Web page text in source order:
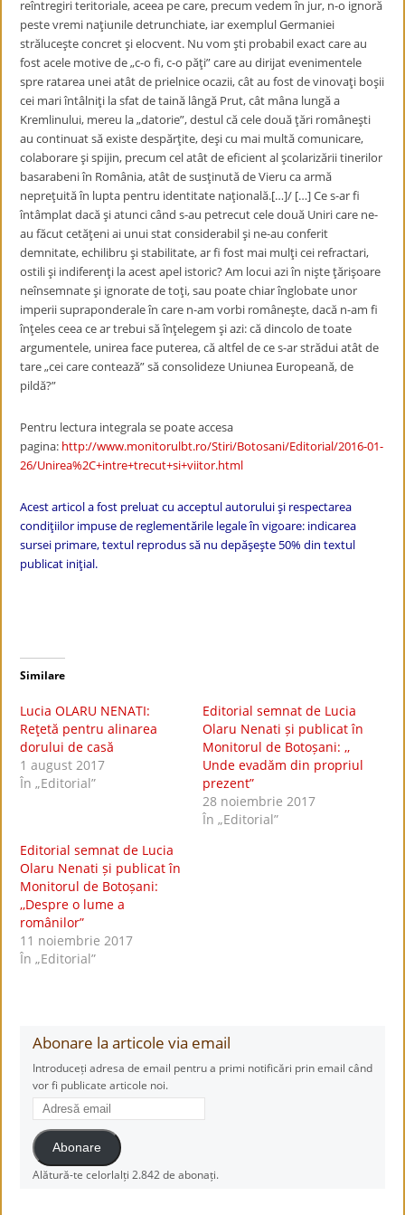
reîntregiri teritoriale, aceea pe care, precum vedem în jur, n-o ignoră
peste vremi naţiunile detrunchiate, iar exemplul Germaniei
străluceşte concret şi elocvent. Nu vom şti probabil exact care au
fost acele motive de „c-o fi, c-o păţi” care au dirijat evenimentele
spre ratarea unei atât de prielnice ocazii, cât au fost de vinovaţi boşii
cei mari întâlniţi la sfat de taină lângă Prut, cât mâna lungă a
Kremlinului, mereu la „datorie”, destul că cele două ţări româneşti
au continuat să existe despărţite, deşi cu mai multă comunicare,
colaborare şi spijin, precum cel atât de eficient al şcolarizării tinerilor
basarabeni în România, atât de susţinută de Vieru ca armă
nepreţuită în lupta pentru identitate naţională.[…]/ […] Ce s-ar fi
întâmplat dacă şi atunci când s-au petrecut cele două Uniri care ne-
au făcut cetăţeni ai unui stat considerabil şi ne-au conferit
demnitate, echilibru şi stabilitate, ar fi fost mai mulţi cei refractari,
ostili şi indiferenţi la acest apel istoric? Am locui azi în nişte ţărişoare
neînsemnate şi ignorate de toţi, sau poate chiar înglobate unor
imperii supraponderale în care n-am vorbi româneşte, dacă n-am fi
înţeles ceea ce ar trebui să înţelegem şi azi: că dincolo de toate
argumentele, unirea face puterea, că altfel de ce s-ar strădui atât de
tare „cei care contează” să consolideze Uniunea Europeană, de
pildă?”
Pentru lectura integrala se poate accesa
pagina: http://www.monitorulbt.ro/Stiri/Botosani/Editorial/2016-01-
26/Unirea%2C+intre+trecut+si+viitor.html
Acest articol a fost preluat cu acceptul autorului şi respectarea
condiţiilor impuse de reglementările legale în vigoare: indicarea
sursei primare, textul reprodus să nu depăşeşte 50% din textul
publicat iniţial.
Similare
Lucia OLARU NENATI:
Reţetă pentru alinarea
dorului de casă
1 august 2017
În „Editorial”
Editorial semnat de Lucia
Olaru Nenati și publicat în
Monitorul de Botoșani: ,,
Unde evadăm din propriul
prezent”
28 noiembrie 2017
În „Editorial”
Editorial semnat de Lucia
Olaru Nenati și publicat în
Monitorul de Botoșani:
,,Despre o lume a
românilor”
11 noiembrie 2017
În „Editorial”
Abonare la articole via email
Introduceți adresa de email pentru a primi notificări prin email când
vor fi publicate articole noi.
Adresă
email
Abonare
Alătură-te celorlalți 2.842 de abonați.